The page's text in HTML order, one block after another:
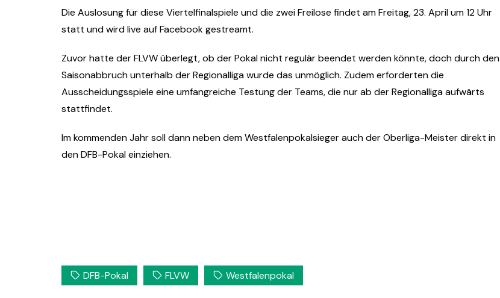
Die Auslosung für diese Viertelfinalspiele und die zwei Freilose findet am Freitag, 23. April um 12 Uhr
statt und wird live auf Facebook gestreamt.
Zuvor hatte der FLVW überlegt, ob der Pokal nicht regulär beendet werden könnte, doch durch den
Saisonabbruch unterhalb der Regionalliga wurde das unmöglich. Zudem erforderten die
Ausscheidungsspiele eine umfangreiche Testung der Teams, die nur ab der Regionalliga aufwärts
stattfindet.
Im kommenden Jahr soll dann neben dem Westfalenpokalsieger auch der Oberliga-Meister direkt in
den DFB-Pokal einziehen.
DFB-Pokal FLVW Westfalenpokal